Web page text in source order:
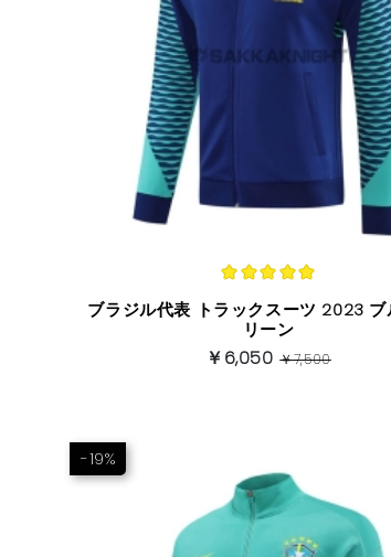
ブラジル代表 トラックスーツ 2023
リーン
￥6,050￥7,500
-19%